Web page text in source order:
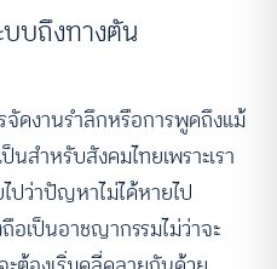
บถึงทางตัน
จัดงานรำลึกหรือการพูดถึงแม้
นสำหรับสังคมไทยเพราะเรา
ปว่าปัญหาไม่ได้หายไป
อเป็นอาชญากรรมไม่ว่าจะ